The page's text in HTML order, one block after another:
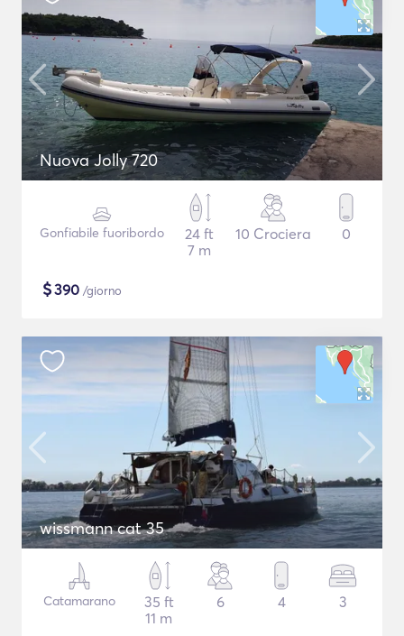
Nuova Jolly 720
Gonfiabile fuoribordo
24 ft
7 m
10 Crociera 0
$390 /giorno
wissmann cat 35
Catamarano
35 ft
11 m
6 4 3